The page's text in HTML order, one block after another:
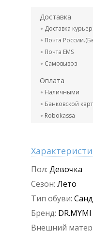
Доставка
Доставка
Почта
Почта EMS
Самовывоз
Оплата
Наличными
Банковской
Robokassa
Пол: Девочка
Сезон: Лето
Тип обуви:
Бренд: DR.MYMI
Внешний